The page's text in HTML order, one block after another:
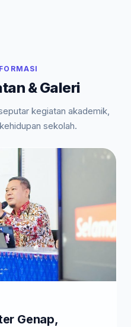
& Galeri
kegiatan akademik,
sekolah.
Genap,